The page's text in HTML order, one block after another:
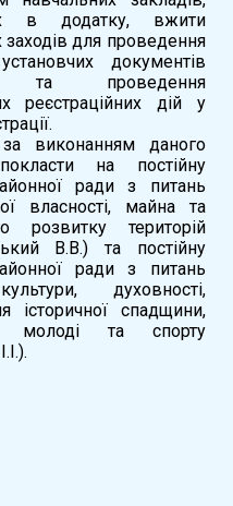
в додатку, вжити
заходів для проведення
документів
та проведення
реєстраційних дій у
виконанням даного
на постійну
ради з питань
власності, майна та
розвитку територій
В.В.) та постійну
ради з питань
духовності,
історичної спадщини,
молоді та спорту
ради